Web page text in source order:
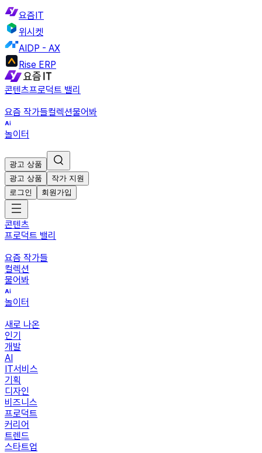
요즘IT
위시켓
AIDP - AX
Rise ERP
콘텐츠프로덕트 밸리
요즘 작가들컬렉션물어봐
놀이터
광고 상품
광고 상품
작가 지원
로그인
회원가입
콘텐츠
프로덕트 밸리
요즘 작가들
컬렉션
물어봐
놀이터
새로 나온
인기
개발
AI
IT서비스
기획
디자인
비즈니스
프로덕트
커리어
트렌드
스타트업